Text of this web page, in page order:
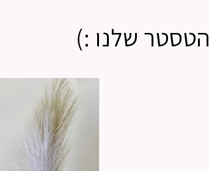
הטסטר שלנו :)